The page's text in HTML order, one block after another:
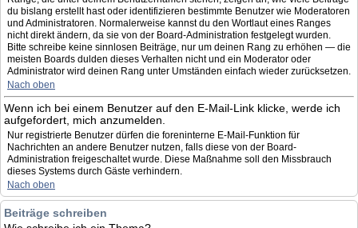
du bislang erstellt hast oder identifizieren bestimmte Benutzer wie Moderatoren
und Administratoren. Normalerweise kannst du den Wortlaut eines Ranges
nicht direkt ändern, da sie von der Board-Administration festgelegt wurden.
Bitte schreibe keine sinnlosen Beiträge, nur um deinen Rang zu erhöhen — die
meisten Boards dulden dieses Verhalten nicht und ein Moderator oder
Administrator wird deinen Rang unter Umständen einfach wieder zurücksetzen.
Nach oben
Wenn ich bei einem Benutzer auf den E-Mail-Link klicke, werde ich
aufgefordert, mich anzumelden.
Nur registrierte Benutzer dürfen die foreninterne E-Mail-Funktion für
Nachrichten an andere Benutzer nutzen, falls diese von der Board-
Administration freigeschaltet wurde. Diese Maßnahme soll den Missbrauch
dieses Systems durch Gäste verhindern.
Nach oben
Beiträge schreiben